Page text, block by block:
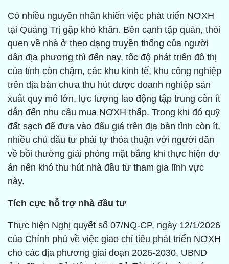
Có nhiều nguyên nhân khiến việc phát triển NƠXH
tại Quảng Trị gặp khó khăn. Bên cạnh tập quán, thói
quen về nhà ở theo dạng truyền thống của người
dân địa phương thì đến nay, tốc độ phát triển đô thị
của tỉnh còn chậm, các khu kinh tế, khu công nghiệp
trên địa bàn chưa thu hút được doanh nghiệp sản
xuất quy mô lớn, lực lượng lao động tập trung còn ít
dẫn đến nhu cầu mua NƠXH thấp. Trong khi đó quỹ
đất sạch để đưa vào đấu giá trên địa bàn tỉnh còn ít,
nhiều chủ đầu tư phải tự thỏa thuận với người dân
về bồi thường giải phóng mặt bằng khi thực hiện dự
án nên khó thu hút nhà đầu tư tham gia lĩnh vực
này.
Tích cực hỗ trợ nhà đầu tư
Thực hiện Nghị quyết số 07/NQ-CP, ngày 12/1/2026
của Chính phủ về việc giao chỉ tiêu phát triển NƠXH
cho các địa phương giai đoạn 2026-2030, UBND